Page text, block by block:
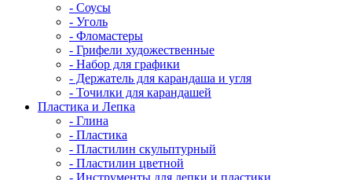
- Соусы
- Уголь
- Фломастеры
- Грифели художественные
- Набор для графики
- Держатель для карандаша и угля
- Точилки для карандашей
Пластика и Лепка
- Глина
- Пластика
- Пластилин скульптурный
- Пластилин цветной
- Инструменты для лепки и пластики